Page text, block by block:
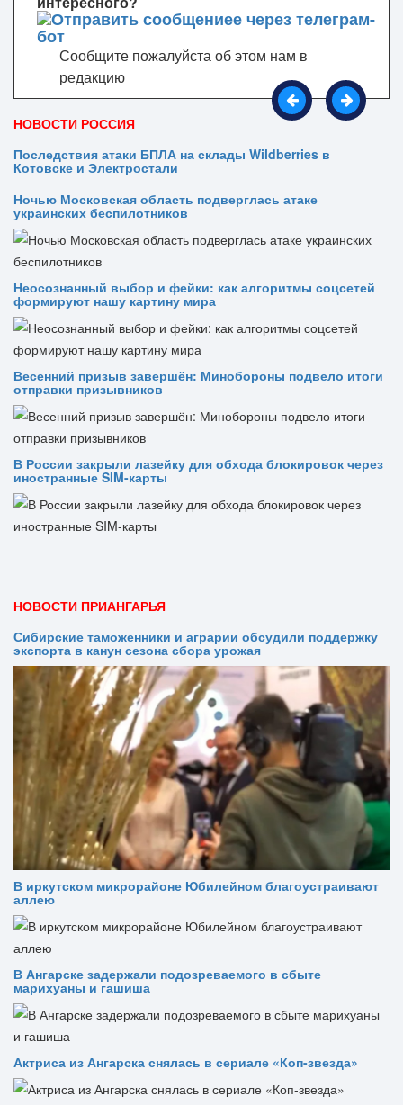
Сообщите пожалуйста об этом нам в
редакцию
НОВОСТИ РОССИЯ
Последствия атаки БПЛА на склады Wildberries в
Котовске и Электростали
Ночью Московская область подверглась атаке
украинских беспилотников
Неосознанный выбор и фейки: как алгоритмы соцсетей
формируют нашу картину мира
Весенний призыв завершён: Минобороны подвело итоги
отправки призывников
В России закрыли лазейку для обхода блокировок через
иностранные SIM-карты
НОВОСТИ ПРИАНГАРЬЯ
Сибирские таможенники и аграрии обсудили поддержку
экспорта в канун сезона сбора урожая
В иркутском микрорайоне Юбилейном благоустраивают
аллею
В Ангарске задержали подозреваемого в сбыте
марихуаны и гашиша
Актриса из Ангарска снялась в сериале «Коп-звезда»